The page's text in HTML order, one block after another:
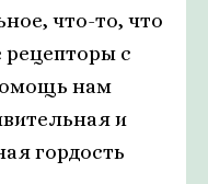
что-то, что
с
нам
и
гордость